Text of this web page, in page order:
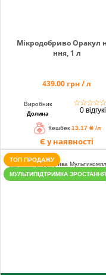
Мікродобриво Оракул
ння, 1 л
439.00 грн / л
Виробник
Долина
☆☆☆☆☆
0
Кешбек 13.17 ₴ /л
Є у наявності
ТОП ПРОДАЖУ
МУЛЬТИПІДТРИМКА ЗРОСТАННЯ